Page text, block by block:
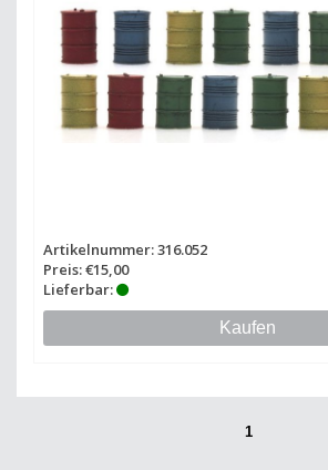
Artikelnummer: 316.052
Preis: €15,00
Lieferbar:
Kaufen
1